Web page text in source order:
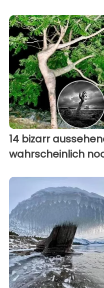
14 bizarr
wahrscheinlich